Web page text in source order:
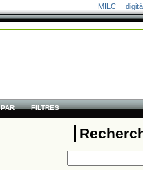
MILC
FILTRES